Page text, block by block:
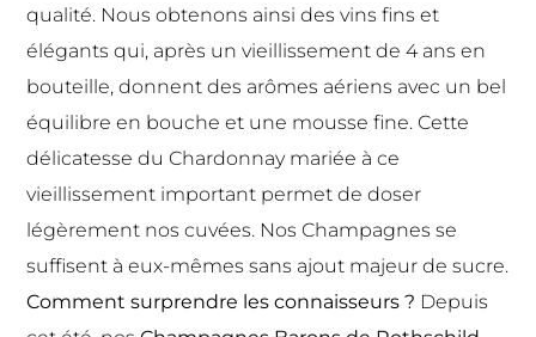
qualité. Nous obtenons ainsi des vins fins et
élégants qui, après un vieillissement de 4 ans en
bouteille, donnent des arômes aériens avec un bel
équilibre en bouche et une mousse fine. Cette
délicatesse du Chardonnay mariée à ce
vieillissement important permet de doser
légèrement nos cuvées. Nos Champagnes se
suffisent à eux-mêmes sans ajout majeur de sucre.
Comment surprendre les connaisseurs ? Depuis